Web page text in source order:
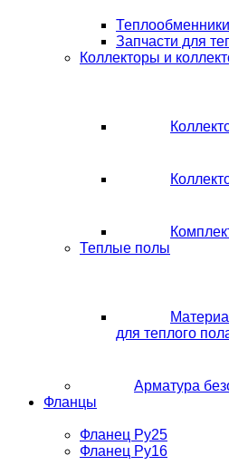
Теплообменники
Запчасти для
Коллекторы и
Теплые полы
для теплого
Арматура
Фланцы
Фланец Ру25
Фланец Ру16